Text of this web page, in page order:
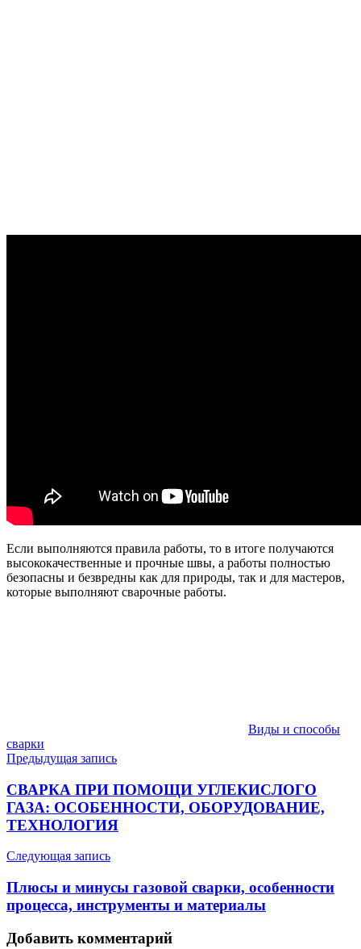
Если выполняются правила работы, то в итоге получаются
высококачественные и прочные швы, а работы полностью
безопасны и безвредны как для природы, так и для мастеров,
которые выполняют сварочные работы.
Виды и способы
сварки
Навигация
по
записям
Предыдущая запись
СВАРКА ПРИ ПОМОЩИ УГЛЕКИСЛОГО
ГАЗА: ОСОБЕННОСТИ, ОБОРУДОВАНИЕ,
ТЕХНОЛОГИЯ
Следующая запись
Плюсы и минусы газовой сварки, особенности
процесса, инструменты и материалы
Добавить комментарий